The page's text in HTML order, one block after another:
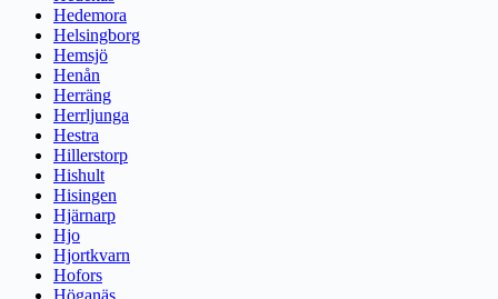
Hedemora
Helsingborg
Hemsjö
Henån
Herräng
Herrljunga
Hestra
Hillerstorp
Hishult
Hisingen
Hjärnarp
Hjo
Hjortkvarn
Hofors